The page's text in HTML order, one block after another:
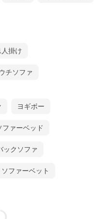
人掛け
チソファ
ヨギボー
ファーベッド
ックソファ
ソファーベット